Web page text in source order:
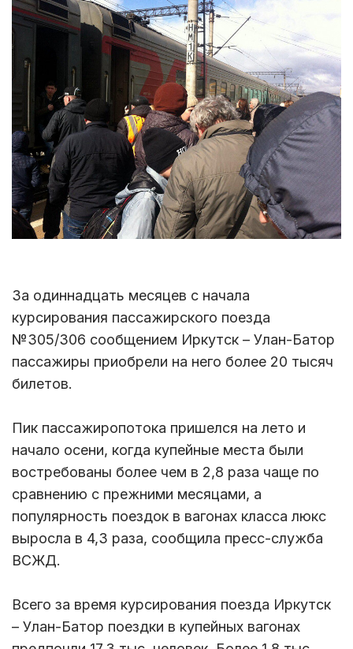
За одиннадцать месяцев с начала
курсирования пассажирского поезда
№305/306 сообщением Иркутск – Улан-Батор
пассажиры приобрели на него более 20 тысяч
билетов.
Пик пассажиропотока пришелся на лето и
начало осени, когда купейные места были
востребованы более чем в 2,8 раза чаще по
сравнению с прежними месяцами, а
популярность поездок в вагонах класса люкс
выросла в 4,3 раза, сообщила пресс-служба
ВСЖД.
Всего за время курсирования поезда Иркутск
– Улан-Батор поездки в купейных вагонах